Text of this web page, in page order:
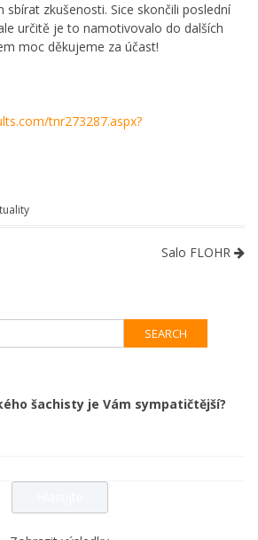
zkušenosti. Sice skončili poslední
určitě je to namotivovalo do dalších
moc děkujeme za účast!
tnr273287.aspx?
Salo FLOHR
šachisty je Vám sympatičtější?